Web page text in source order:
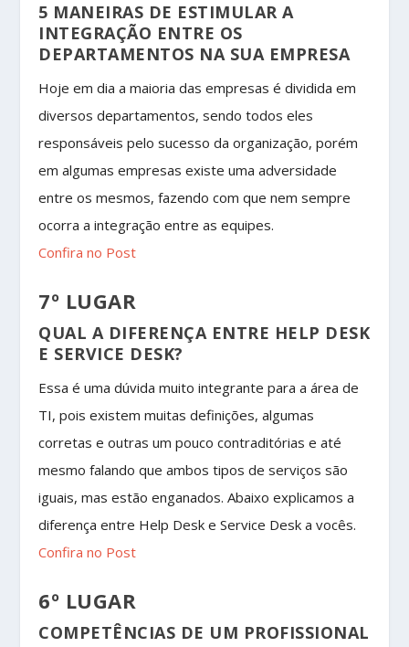
5 MANEIRAS DE ESTIMULAR A
INTEGRAÇÃO ENTRE OS
DEPARTAMENTOS NA SUA EMPRESA
Hoje em dia a maioria das empresas é dividida em
diversos departamentos, sendo todos eles
responsáveis pelo sucesso da organização, porém
em algumas empresas existe uma adversidade
entre os mesmos, fazendo com que nem sempre
ocorra a integração entre as equipes.
Confira no Post
7º LUGAR
QUAL A DIFERENÇA ENTRE HELP DESK
E SERVICE DESK?
Essa é uma dúvida muito integrante para a área de
TI, pois existem muitas definições, algumas
corretas e outras um pouco contraditórias e até
mesmo falando que ambos tipos de serviços são
iguais, mas estão enganados. Abaixo explicamos a
diferença entre Help Desk e Service Desk a vocês.
Confira no Post
6º LUGAR
COMPETÊNCIAS DE UM PROFISSIONAL